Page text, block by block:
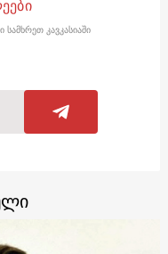
სამხრეთ კავკასიაში